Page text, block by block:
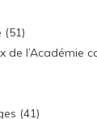
(51)
de l’Académie
(41)